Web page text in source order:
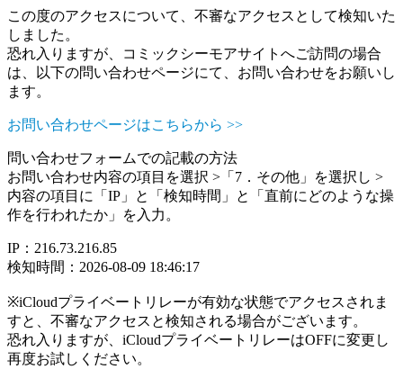
この度のアクセスについて、不審なアクセスとして検知いた
しました。
恐れ入りますが、コミックシーモアサイトへご訪問の場合
は、以下の問い合わせページにて、お問い合わせをお願いし
ます。
お問い合わせページはこちらから >>
問い合わせフォームでの記載の方法
お問い合わせ内容の項目を選択 >「7．その他」を選択し >
内容の項目に「IP」と「検知時間」と「直前にどのような操
作を行われたか」を入力。
IP：216.73.216.85
検知時間：2026-08-09 18:46:17
※iCloudプライベートリレーが有効な状態でアクセスされま
すと、不審なアクセスと検知される場合がございます。
恐れ入りますが、iCloudプライベートリレーはOFFに変更し
再度お試しください。